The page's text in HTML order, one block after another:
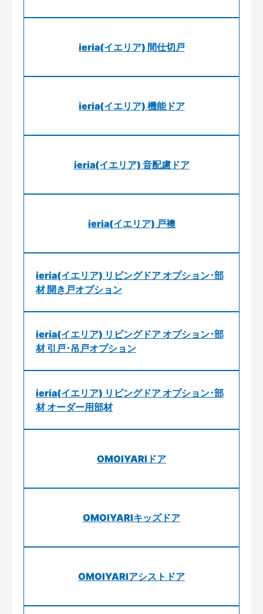
ieria(イエリア) 間仕切戸
ieria(イエリア) 機能ドア
ieria(イエリア) 音配慮ドア
ieria(イエリア) 戸襖
ieria(イエリア) リビングドア オプション･部
材 開き戸オプション
ieria(イエリア) リビングドア オプション･部
材 引戸･吊戸オプション
ieria(イエリア) リビングドア オプション･部
材 オーダー用部材
OMOIYARIドア
OMOIYARIキッズドア
OMOIYARIアシストドア